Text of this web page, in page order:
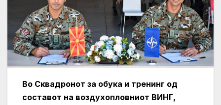
Во Сквадронот за обука и тренинг од
составот на воздухопловниот ВИНГ,